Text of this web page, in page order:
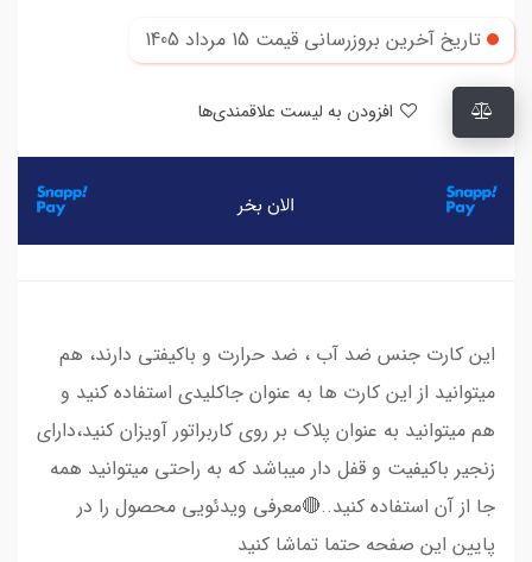
تاریخ آخرین بروزرسانی قیمت 15 مرداد 1405
این کارت جنس ضد آب ، ضد حرارت و باکیفتی دارند، هم
میتوانید از این کارت ها به عنوان جاکلیدی استفاده کنید و
هم میتوانید به عنوان پلاک بر روی کاربراتور آویزان کنید،دارای
زنجیر باکیفیت و قفل دار میباشد که به راحتی میتوانید همه
جا از آن استفاده کنید..🔴معرفی ویدئویی محصول را در
پایین این صفحه حتما تماشا کنید